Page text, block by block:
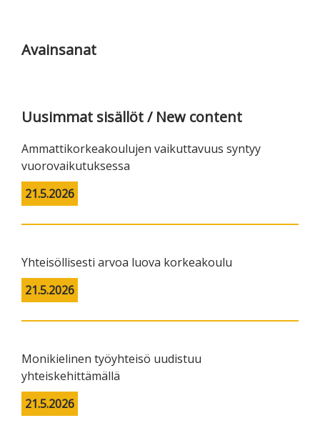
Avainsanat
Uusimmat sisällöt / New content
Ammattikorkeakoulujen vaikuttavuus syntyy
vuorovaikutuksessa
21.5.2026
Yhteisöllisesti arvoa luova korkeakoulu
21.5.2026
Monikielinen työyhteisö uudistuu
yhteiskehittämällä
21.5.2026